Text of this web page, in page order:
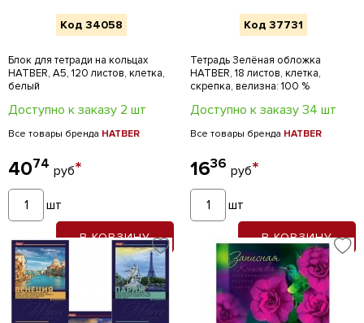
Код 34058
Блок для тетради на кольцах
HATBER, А5, 120 листов, клетка,
белый
Доступно к заказу 2 шт
Все товары бренда HATBER
4074 руб*
шт
В КОРЗИНУ
Код 37731
Тетрадь Зелёная обложка
HATBER, 18 листов, клетка,
скрепка, велизна: 100 %
Доступно к заказу 34 шт
Все товары бренда HATBER
1636 руб*
шт
В КОРЗИНУ